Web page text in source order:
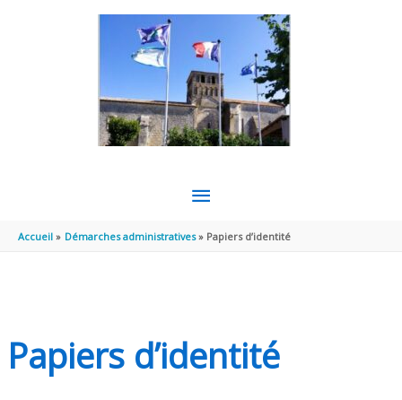
MENU
PRINCIPAL
Accueil Démarches administratives Papiers d’identité
Papiers d’identité